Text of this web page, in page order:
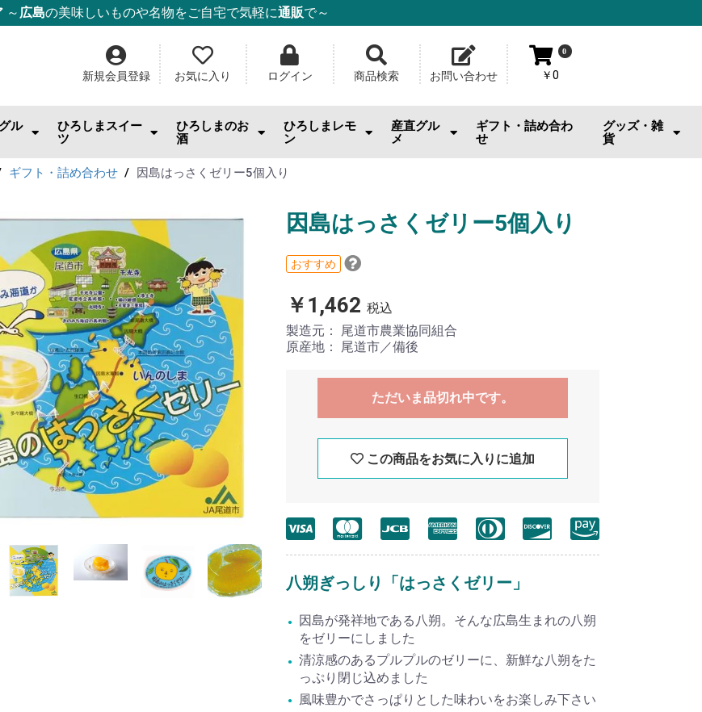
～ 広島の美味しいものや名物をご自宅で気軽に通販で～
新規会員登録 お気に入り ログイン 商品検索 お問い合わせ
0
￥0
ル
供
おやつ・珍味
・ご飯
ちみつ
ひろしまスイー
ツ
もみじ饅頭
ケーキ
チョコ・焼き菓子
和菓子
ゼリー
スナック・おやつ
その他スイーツ
ひろしまのお
酒
IWC2026「SAKE部門」出品酒
日本酒
ワイン
ウィスキー・スピリッツ
酎ハイ
ビール
果実酒・リキュール
焼酎
ひろしまレモ
ン
ごはんのお供
スイーツ・おやつ
調味料
ジャム
ドリンク・お酒
日用雑貨
産直グル
メ
ギフト・詰め合わ
せ
グッズ・雑
貨
ギフト・詰め合わせ 因島はっさくゼリー5個入り
因島はっさくゼリー5個入り
おすすめ
￥1,462 税込
製造元： 尾道市農業協同組合
原産地： 尾道市／備後
ただいま品切れ中です。
この商品をお気に入りに追加
八朔ぎっしり「はっさくゼリー」
因島が発祥地である八朔。そんな広島生まれの八朔
をゼリーにしました
清涼感のあるプルプルのゼリーに、新鮮な八朔をた
っぷり閉じ込めました
風味豊かでさっぱりとした味わいをお楽しみ下さい